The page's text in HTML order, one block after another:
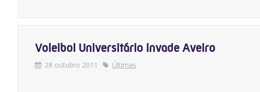
Voleibol Universitário invade Aveiro
28 outubro 2011 Últimas